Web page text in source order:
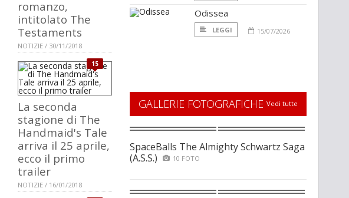
romanzo,
intitolato The
Testaments
NOTIZIE / 30/11/2018
15
La seconda
stagione di The
Handmaid's Tale
arriva il 25 aprile,
ecco il primo
trailer
NOTIZIE / 16/01/2018
Odissea
LEGGI 15/07/2026
GALLERIE FOTOGRAFICHE Vedi tutte
SpaceBalls The Almighty Schwartz Saga
(A.S.S.)
10 FOTO